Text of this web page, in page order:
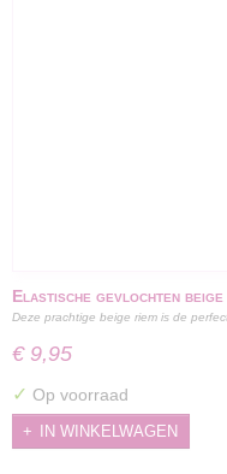
Elastische gevlochten beige
kleurrijke kralen - 100 cm
Deze prachtige beige riem is de
€ 9,95
✓ Op voorraad
IN WINKELWAGEN